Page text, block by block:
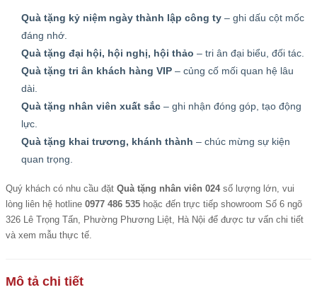
Quà tặng kỷ niệm ngày thành lập công ty – ghi dấu cột mốc
đáng nhớ.
Quà tặng đại hội, hội nghị, hội thảo – tri ân đại biểu, đối tác.
Quà tặng tri ân khách hàng VIP – củng cố mối quan hệ lâu
dài.
Quà tặng nhân viên xuất sắc – ghi nhận đóng góp, tạo động
lực.
Quà tặng khai trương, khánh thành – chúc mừng sự kiện
quan trọng.
Quý khách có nhu cầu đặt Quà tặng nhân viên 024số lượng lớn, vui
lòng liên hệ hotline 0977 486 535 hoặc đến trực tiếp showroom Số 6 ngõ
326 Lê Trọng Tấn, Phường Phương Liệt, Hà Nội để được tư vấn chi tiết
và xem mẫu thực tế.
Mô tả chi tiết